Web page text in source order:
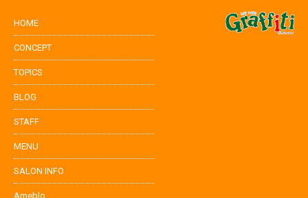
HOME
CONCEPT
TOPICS
BLOG
STAFF
MENU
SALON INFO
Ameblo